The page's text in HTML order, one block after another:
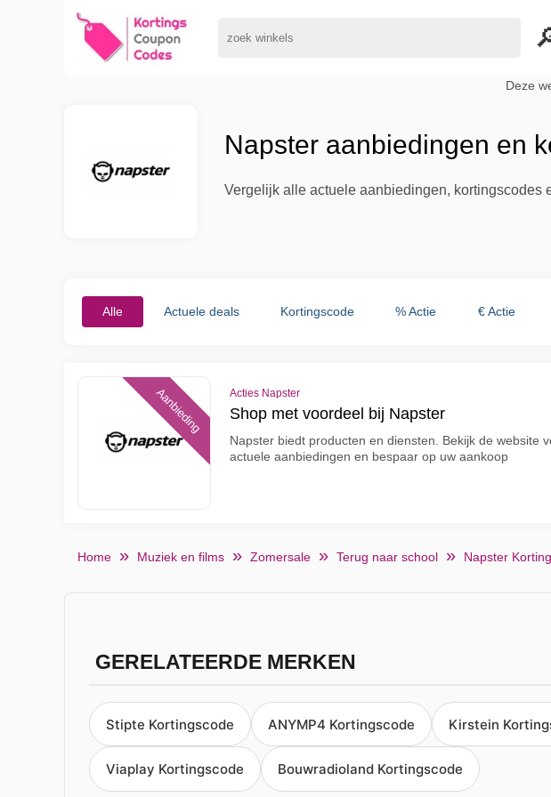
Deze
Napster aanbiedingen en
Vergelijk alle actuele aanbiedingen, kortingscodes
Alle Actuele deals Kortingscode % Actie € Actie
Aanbieding Acties Napster
Shop met voordeel bij Napster
Napster biedt producten en diensten. Bekijk de website
actuele aanbiedingen en bespaar op uw aankoop
Home Muziek en films Zomersale Terug naar school Napster
GERELATEERDE MERKEN
Stipte Kortingscode ANYMP4 Kortingscode Kirstein
Viaplay Kortingscode Bouwradioland Kortingscode